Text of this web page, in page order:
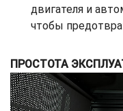
двигателя и
чтобы
ПРОСТОТА